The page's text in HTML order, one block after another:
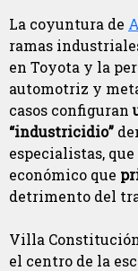
La coyuntura de
ramas
en Toyota y la
automotriz y
casos configuran
“industricidio”
especialistas,
económico que
detrimento del
Villa
el centro de la